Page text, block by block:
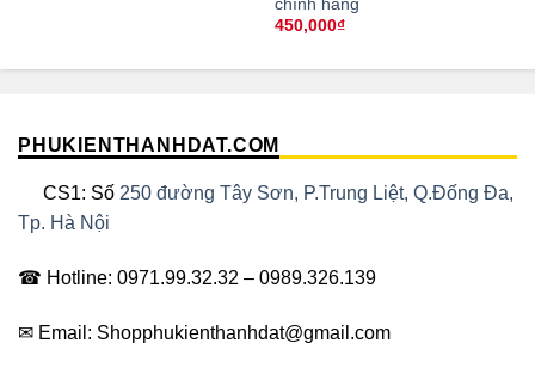
chính hãng
450,000₫
PHUKIENTHANHDAT.COM
CS1: Số 250 đường Tây Sơn, P.Trung Liệt, Q.Đống Đa,
Tp. Hà Nội
☎ Hotline: 0971.99.32.32 – 0989.326.139
✉ Email: Shopphukienthanhdat@gmail.com